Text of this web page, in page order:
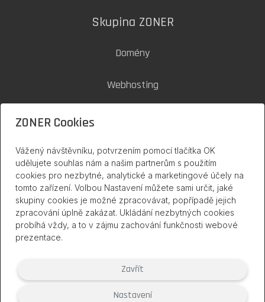
Skupina ZONER
Domény
Webhosting
Zoner Cloud
inPage na internetu
ZONER Cookies
Vážený návštěvníku, potvrzením pomocí tlačítka OK
udělujete souhlas nám a našim partnerům s použitím
cookies pro nezbytné, analytické a marketingové účely na
tomto zařízení. Volbou Nastavení můžete sami určit, jaké
skupiny cookies je možné zpracovávat, popřípadě jejich
zpracování úplně zakázat. Ukládání nezbytných cookies
probíhá vždy, a to v zájmu zachování funkčnosti webové
prezentace.
Zavřít
Nastavení